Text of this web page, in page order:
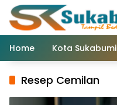
Langsung
konten
Home
Kota Sukabumi
Resep Cemilan